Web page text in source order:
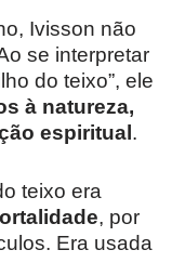
Ivisson não
se interpretar
do teixo”, ele
à natureza,
espiritual .
teixo era
, por
Era usada